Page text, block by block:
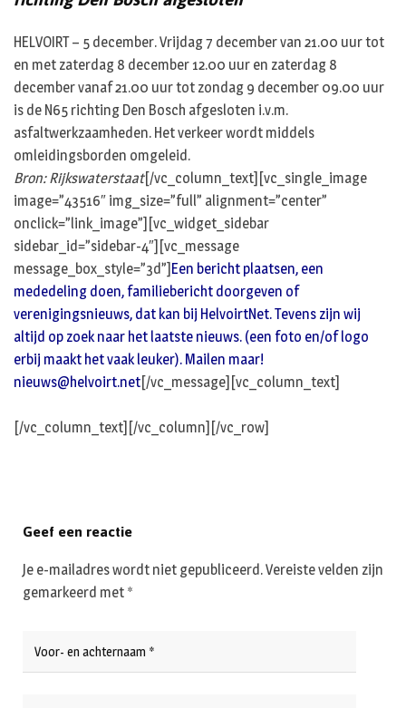
HELVOIRT – 5 december. Vrijdag 7 december van 21.00 uur tot
en met zaterdag 8 december 12.00 uur en zaterdag 8
december vanaf 21.00 uur tot zondag 9 december 09.00 uur
is de N65 richting Den Bosch afgesloten i.v.m.
asfaltwerkzaamheden. Het verkeer wordt middels
omleidingsborden omgeleid.
Bron: Rijkswaterstaat[/vc_column_text][vc_single_image
image=”43516″ img_size=”full” alignment=”center”
onclick=”link_image”][vc_widget_sidebar
sidebar_id=”sidebar-4″][vc_message
message_box_style=”3d”] Een bericht plaatsen, een
mededeling doen, familiebericht doorgeven of
verenigingsnieuws, dat kan bij HelvoirtNet. Tevens zijn wij
altijd op zoek naar het laatste nieuws. (een foto en/of logo
erbij maakt het vaak leuker). Mailen maar!
nieuws@helvoirt.net[/vc_message][vc_column_text]
[/vc_column_text][/vc_column][/vc_row]
Geef een reactie
Je e-mailadres wordt niet gepubliceerd.Vereiste velden zijn
gemarkeerd met *